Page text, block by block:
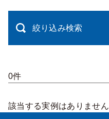
絞り込み検索
0件
該当する実例はありません